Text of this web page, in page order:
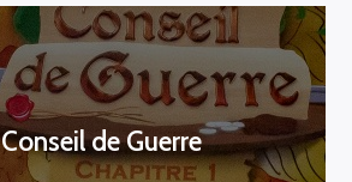
Conseil de Guerre